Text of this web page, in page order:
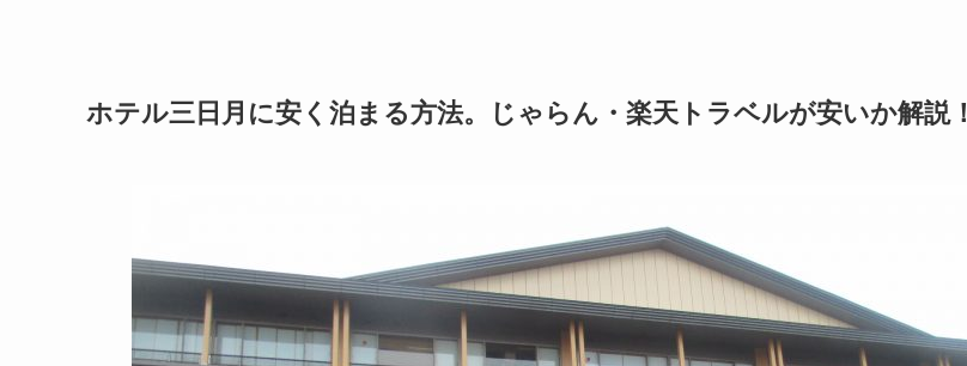
ホテル三日月に安く泊まる方法。じゃらん・楽天トラベルが安いか解説！